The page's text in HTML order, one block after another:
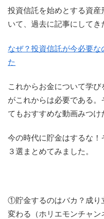
投資信託を始めとする資
いて、過去に記事にしてき
なぜ？投資信託が今必要
た
これからお金について学
がこれからは必要である
てもおすすめな動画みつけ
今の時代に貯金はするな
３選まとめてみました。
①貯金するのはバカ？成り
変わる（ホリエモンチャン